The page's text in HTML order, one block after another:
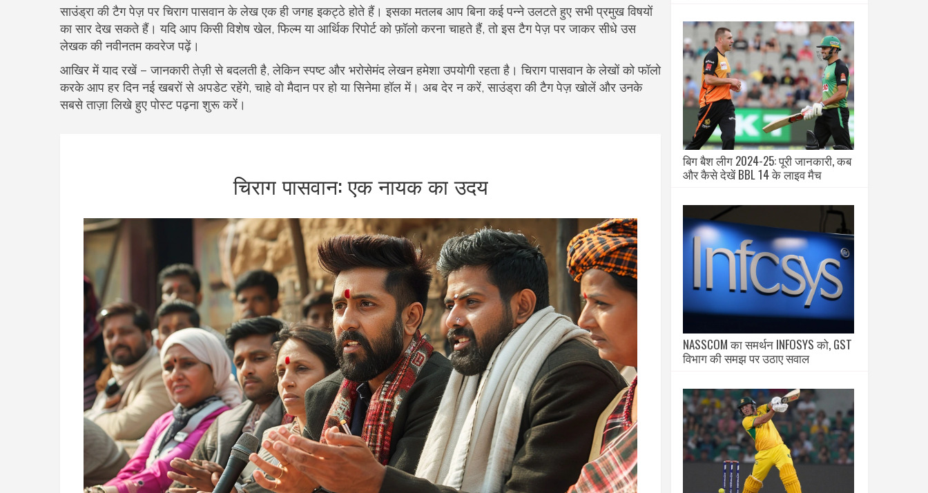
साउंड्रा की टैग पेज़ पर चिराग पासवान के लेख एक ही जगह इकट्ठे होते हैं। इसका मतलब आप बिना कई पन्ने उलटते हुए सभी प्रमुख विषयों
का सार देख सकते हैं। यदि आप किसी विशेष खेल, फिल्म या आर्थिक रिपोर्ट को फ़ॉलो करना चाहते हैं, तो इस टैग पेज़ पर जाकर सीधे उस
लेखक की नवीनतम कवरेज पढ़ें।
आखिर में याद रखें – जानकारी तेज़ी से बदलती है, लेकिन स्पष्ट और भरोसेमंद लेखन हमेशा उपयोगी रहता है। चिराग पासवान के लेखों को फॉलो
करके आप हर दिन नई खबरों से अपडेट रहेंगे, चाहे वो मैदान पर हो या सिनेमा हॉल में। अब देर न करें, साउंड्रा की टैग पेज़ खोलें और उनके
सबसे ताज़ा लिखे हुए पोस्ट पढ़ना शुरू करें।
चिराग पासवान: एक नायक का उदय
बिग बैश लीग 2024-25: पूरी जानकारी, कब
और कैसे देखें BBL 14 के लाइव मैच
NASSCOM का समर्थन INFOSYS को, GST
विभाग की समझ पर उठाए सवाल